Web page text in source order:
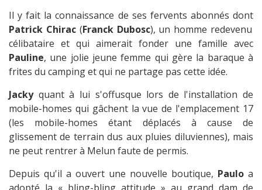
Il y fait la connaissance de ses fervents abonnés dont
Patrick Chirac(Franck Dubosc), un homme redevenu
célibataire et qui aimerait fonder une famille avec
Pauline, une jolie jeune femme qui gère la baraque à
frites du camping et qui ne partage pas cette idée.
Jackyquant à lui s'offusque lors de l'installation de
mobile-homes qui gâchent la vue de l'emplacement 17
(les mobile-homes étant déplacés à cause de
glissement de terrain dus aux pluies diluviennes), mais
ne peut rentrer à Melun faute de permis.
Depuis qu'il a ouvert une nouvelle boutique, Paulo a